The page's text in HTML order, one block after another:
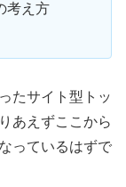
考え方
たサイト型トッ
あえずここから
っているはずで